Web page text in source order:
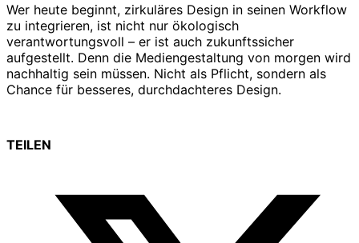
Wer heute beginnt, zirkuläres Design in seinen Workflow
zu integrieren, ist nicht nur ökologisch
verantwortungsvoll – er ist auch zukunftssicher
aufgestellt. Denn die Mediengestaltung von morgen wird
nachhaltig sein müssen. Nicht als Pflicht, sondern als
Chance für besseres, durchdachteres Design.
TEILEN